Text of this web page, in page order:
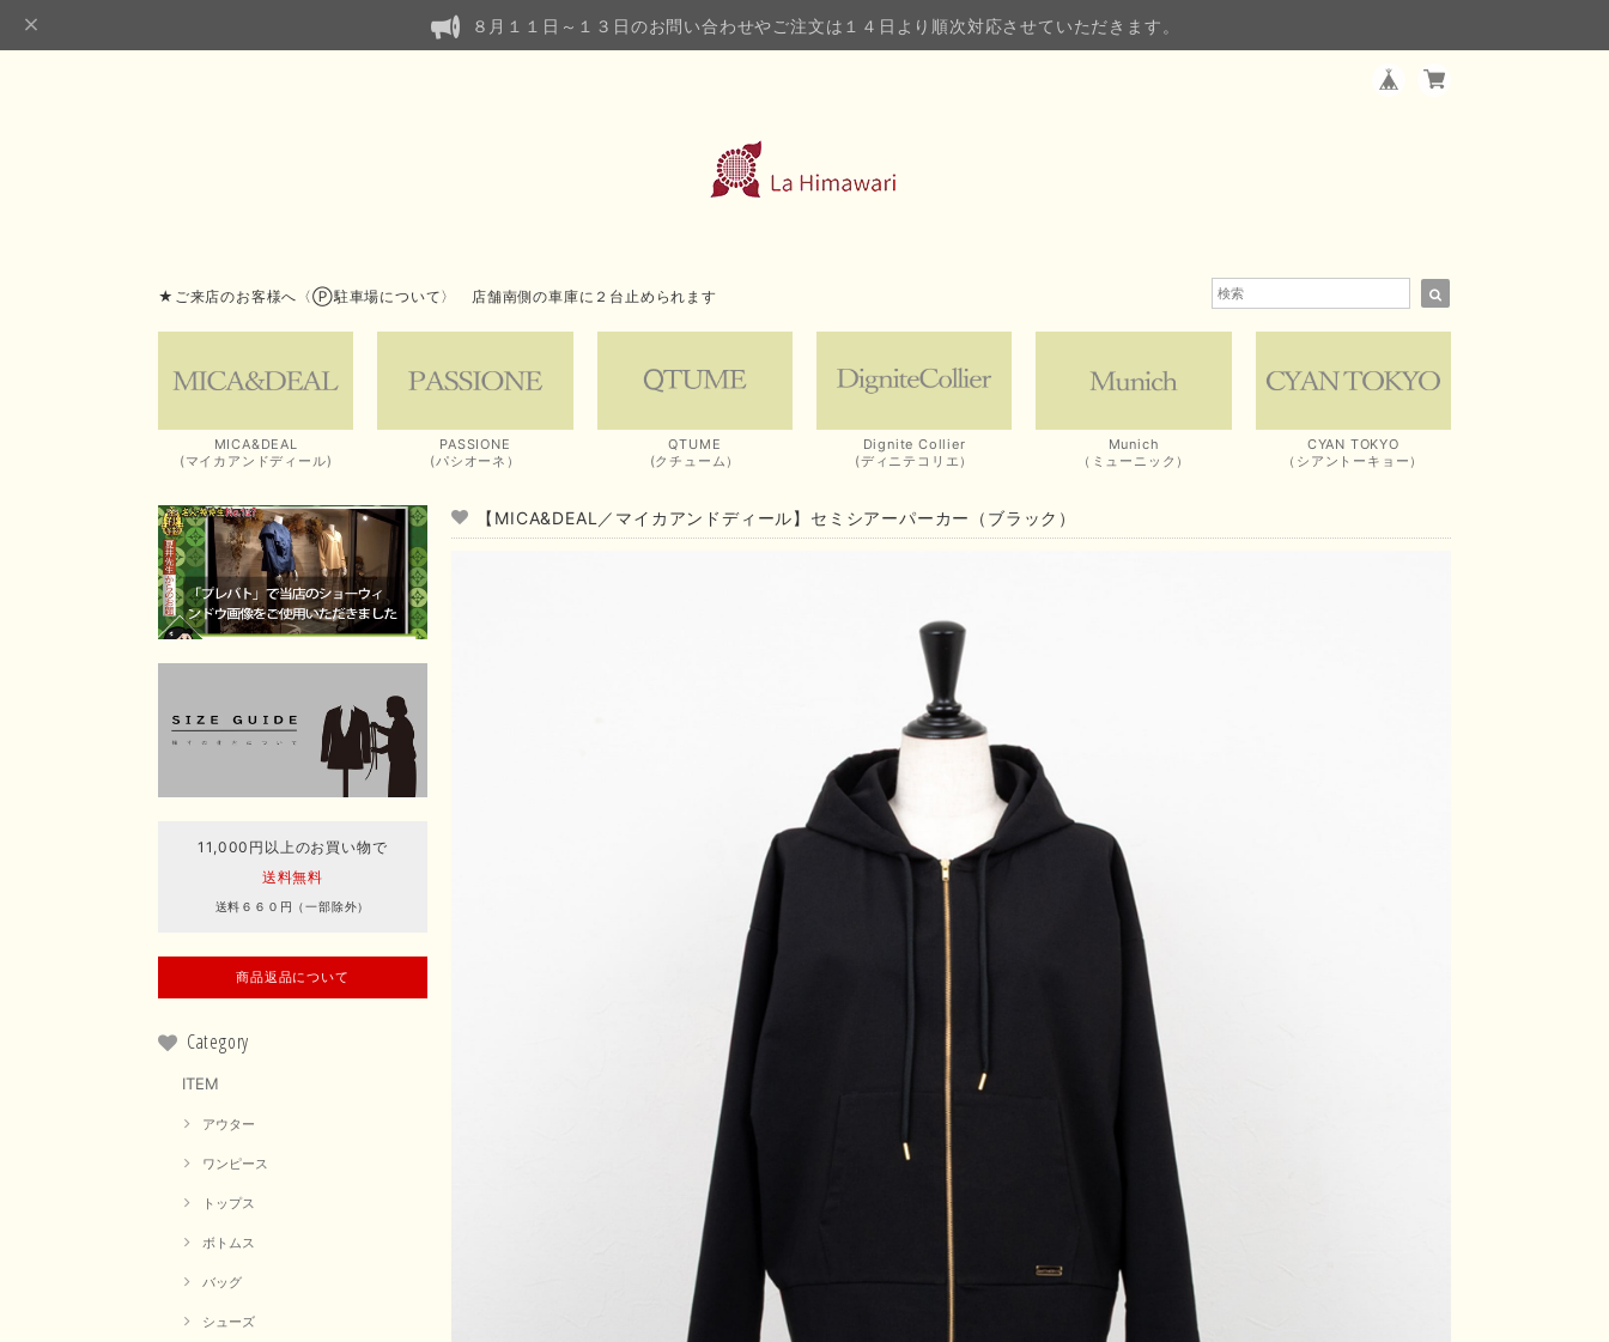
８月１１日～１３日のお問い合わせやご注文は１４日より順次対応させていただきます。
★ご来店のお客様へ〈Ⓟ駐車場について〉 店舗南側の車庫に２台止められます
MICA&DEAL
(マイカアンドディール)
PASSIONE
(パシオーネ）
QTUME
(クチューム）
Dignite Collier
(ディニテコリエ）
Munich
（ミューニック）
CYAN TOKYO
（シアントーキョー）
11,000円以上のお買い物で
送料無料
送料６６０円（一部除外）
商品返品について
Category
ITEM
アウター
ワンピース
トップス
ボトムス
バッグ
シューズ
【MICA&DEAL／マイカアンドディール】セミシアーパーカー（ブラック）